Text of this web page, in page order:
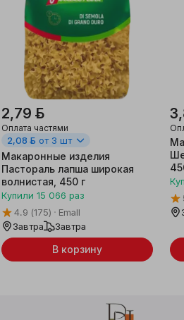
2,79 ƃ
Оплата частями
2,08 ƃ от 3 шт
Макаронные изделия
Пастораль лапша широкая
волнистая, 450 г
Купили15 066 раз
4.9 (175)
Emall
Завтра
Завтра
В корзину